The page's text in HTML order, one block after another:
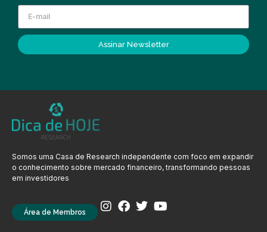
Assinar Newsletter
Somos uma Casa de Research independente com foco em expandir
o conhecimento sobre mercado financeiro, transformando pessoas
em investidores
Área de Membros